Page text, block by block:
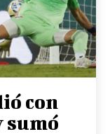
con
sumó